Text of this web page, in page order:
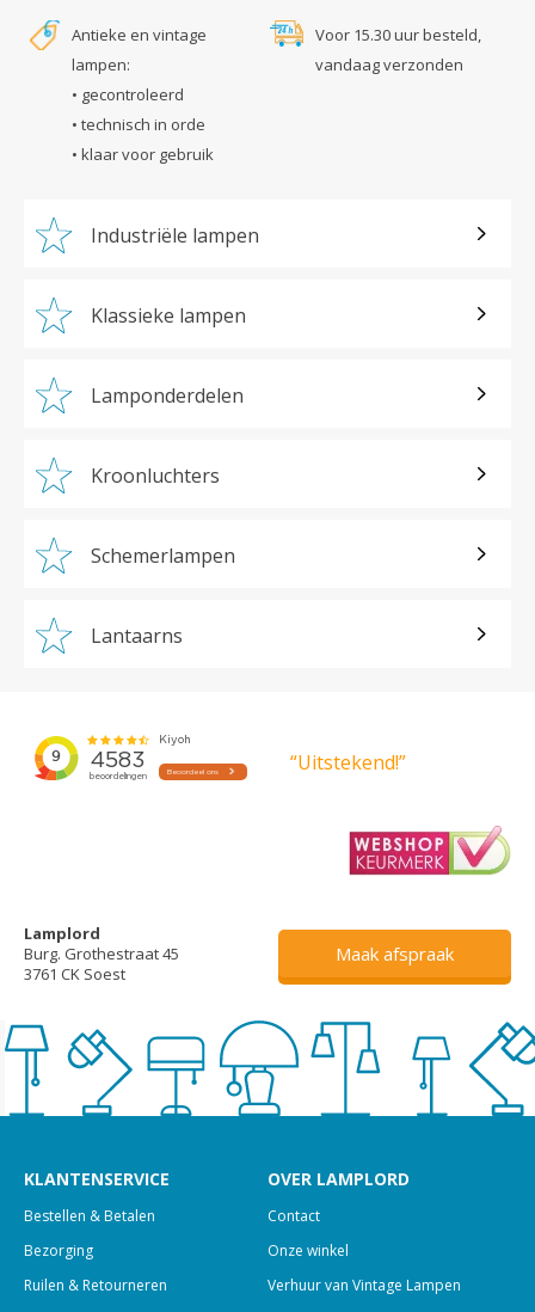
Antieke en vintage
lampen:
• gecontroleerd
• technisch in orde
• klaar voor gebruik
Voor 15.30 uur besteld,
vandaag verzonden
Industriële lampen
Klassieke lampen
Lamponderdelen
Kroonluchters
Schemerlampen
Lantaarns
“Uitstekend!”
Lamplord
Burg. Grothestraat 45
3761 CK Soest
Maak afspraak
KLANTENSERVICE
Bestellen & Betalen
Bezorging
Ruilen & Retourneren
OVER LAMPLORD
Contact
Onze winkel
Verhuur van Vintage Lampen